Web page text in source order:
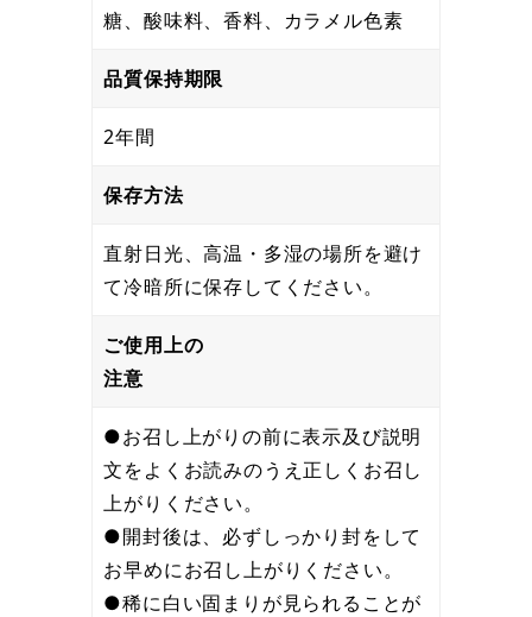
糖、酸味料、香料、カラメル色素
品質保持期限
2年間
保存方法
直射日光、高温・多湿の場所を避け
て冷暗所に保存してください。
ご使用上の
注意
●お召し上がりの前に表示及び説明
文をよくお読みのうえ正しくお召し
上がりください。
●開封後は、必ずしっかり封をして
お早めにお召し上がりください。
●稀に白い固まりが見られることが